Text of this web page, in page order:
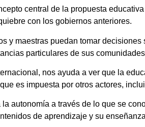
central de la propuesta
con los gobiernos anteriores.
y maestras puedan tomar
particulares de sus
nos ayuda a ver que la
es impuesta por otros actores,
autonomía a través de lo que se
de aprendizaje y su